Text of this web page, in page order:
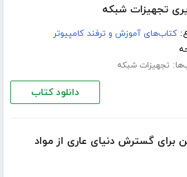
تجهیزات شبکه
کتاب‌های آموزش و ترفند کامپیوتر
تجهیزات شبکه
دانلود کتاب
برای گسترش دنیای عاری از مواد